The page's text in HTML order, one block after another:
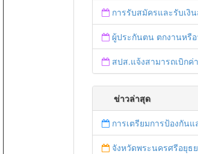
การรับสมัครและรับเงิน
ผู้ประกันตน ตกงานหรือว่างงาน รีบ
สปส.แจ้งสามารถเบิกค่ารักษาพยาบาลกรณีเจ็บป่วยฉุกเ
ข่าวล่าสุด
การเตรียมการป้องกันแ
จังหวัดพระนครศรีอยุธยา บูรณาการหน่วยงานที่เกี่ยวข้อง ลงพื้นที่จัดระเบียบและดำเนินมาตรการตามบทลงโทษ